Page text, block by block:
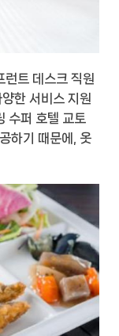
런트 데스크 직원
한 서비스 지원
수퍼 호텔 교토
하기 때문에, 옷